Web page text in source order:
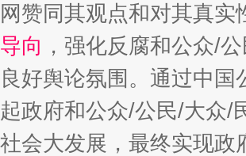
赞同其观点和对其真实
向 ，强化反腐和公众/
好舆论氛围。通过中
政府和公众/公民/大众/
会大发展，最终实现